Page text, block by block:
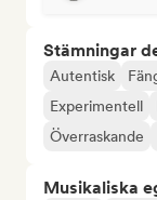
Stämningar
Autentisk
Experimentell
Överraskande
Musikaliska